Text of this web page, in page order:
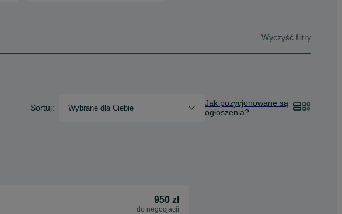
Wyczyść filtry
Sortuj: Wybrane dla Ciebie
Jak pozycjonowane są
ogłoszenia?
950 zł
do negocjacji